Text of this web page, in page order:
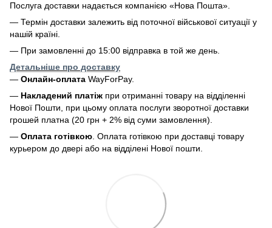
Послуга доставки надається компанією «Нова Пошта».
— Термін доставки залежить від поточної військової ситуації у
нашій країні.
— При замовленні до 15:00 відправка в той же день.
Детальніше про доставку
— Онлайн-оплата WayForPay.
— Накладений платіж при отриманні товару на відділенні
Нової Пошти, при цьому оплата послуги зворотної доставки
грошей платна (20 грн + 2% від суми замовлення).
— Оплата готівкою. Оплата готівкою при доставці товару
курьером до двері або на відділені Нової пошти.